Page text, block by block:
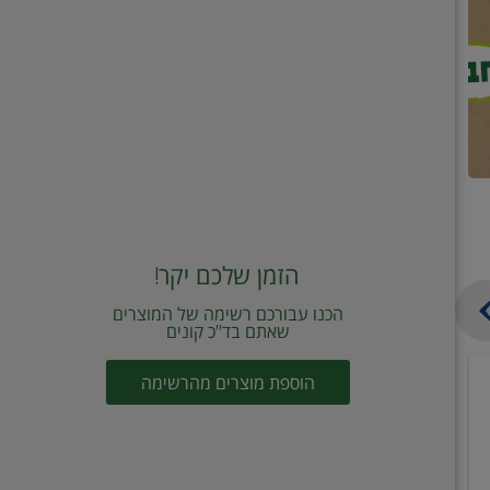
הזמן שלכם יקר!
הכנו עבורכם רשימה של המוצרים
שאתם בד"כ קונים
הוספת מוצרים מהרשימה